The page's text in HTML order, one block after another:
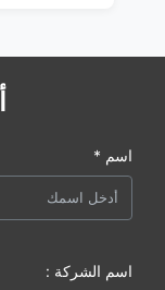
اسم *
اسم الشركة :